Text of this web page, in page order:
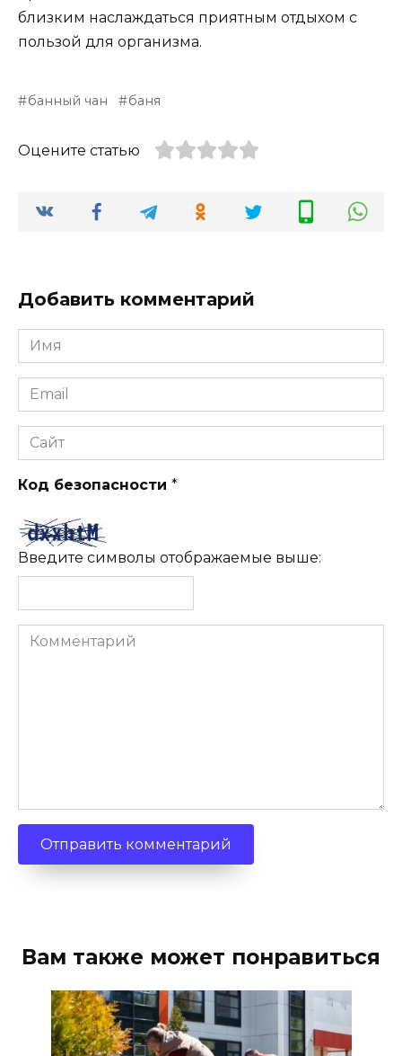
близким наслаждаться приятным отдыхом с
пользой для организма.
банный чан баня
Оцените статью
Добавить комментарий
Имя
*
Email
*
Сайт
Код безопасности *
Введите символы отображаемые выше:
Комментарий
Вам также может понравиться